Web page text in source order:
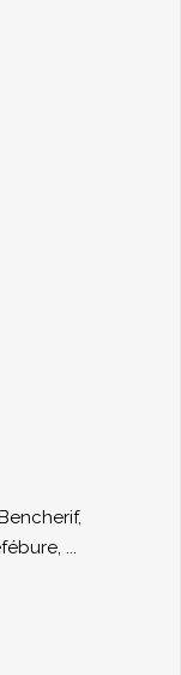
,
, ...